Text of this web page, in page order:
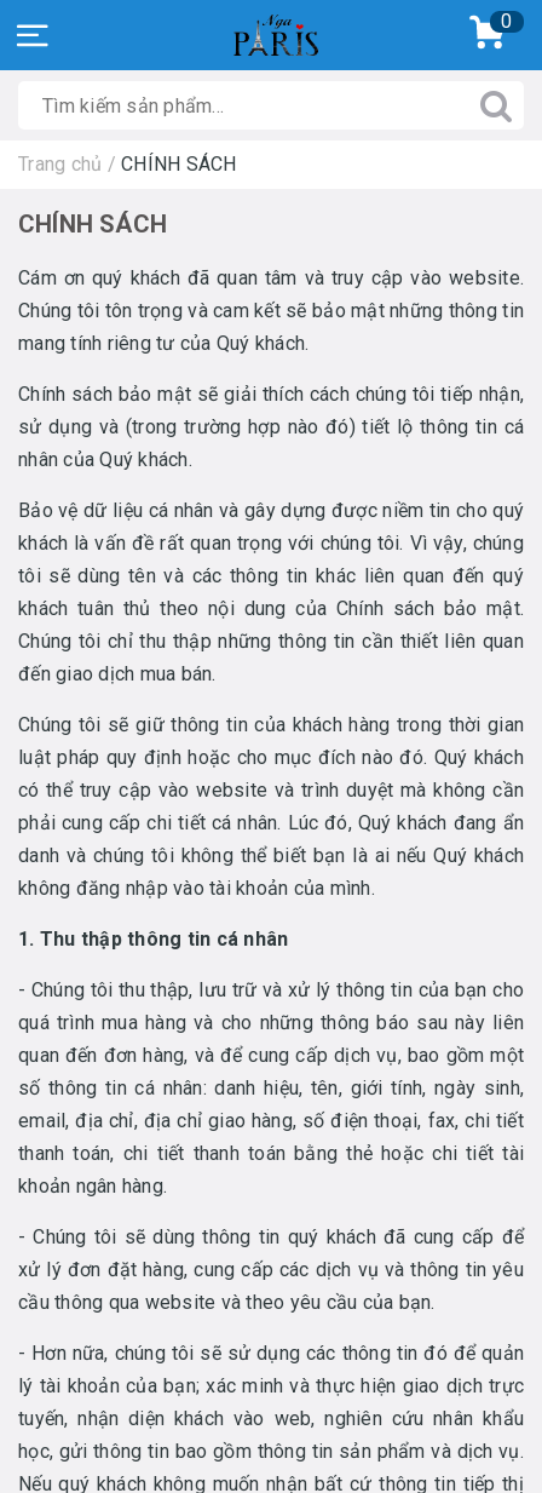
0
Trang chủ / CHÍNH SÁCH
CHÍNH SÁCH
Cám ơn quý khách đã quan tâm và truy cập vào website.
Chúng tôi tôn trọng và cam kết sẽ bảo mật những thông tin
mang tính riêng tư của Quý khách.
Chính sách bảo mật sẽ giải thích cách chúng tôi tiếp nhận,
sử dụng và (trong trường hợp nào đó) tiết lộ thông tin cá
nhân của Quý khách.
Bảo vệ dữ liệu cá nhân và gây dựng được niềm tin cho quý
khách là vấn đề rất quan trọng với chúng tôi. Vì vậy, chúng
tôi sẽ dùng tên và các thông tin khác liên quan đến quý
khách tuân thủ theo nội dung của Chính sách bảo mật.
Chúng tôi chỉ thu thập những thông tin cần thiết liên quan
đến giao dịch mua bán.
Chúng tôi sẽ giữ thông tin của khách hàng trong thời gian
luật pháp quy định hoặc cho mục đích nào đó. Quý khách
có thể truy cập vào website và trình duyệt mà không cần
phải cung cấp chi tiết cá nhân. Lúc đó, Quý khách đang ẩn
danh và chúng tôi không thể biết bạn là ai nếu Quý khách
không đăng nhập vào tài khoản của mình.
1. Thu thập thông tin cá nhân
- Chúng tôi thu thập, lưu trữ và xử lý thông tin của bạn cho
quá trình mua hàng và cho những thông báo sau này liên
quan đến đơn hàng, và để cung cấp dịch vụ, bao gồm một
số thông tin cá nhân: danh hiệu, tên, giới tính, ngày sinh,
email, địa chỉ, địa chỉ giao hàng, số điện thoại, fax, chi tiết
thanh toán, chi tiết thanh toán bằng thẻ hoặc chi tiết tài
khoản ngân hàng.
- Chúng tôi sẽ dùng thông tin quý khách đã cung cấp để
xử lý đơn đặt hàng, cung cấp các dịch vụ và thông tin yêu
cầu thông qua website và theo yêu cầu của bạn.
- Hơn nữa, chúng tôi sẽ sử dụng các thông tin đó để quản
lý tài khoản của bạn; xác minh và thực hiện giao dịch trực
tuyến, nhận diện khách vào web, nghiên cứu nhân khẩu
học, gửi thông tin bao gồm thông tin sản phẩm và dịch vụ.
Nếu quý khách không muốn nhận bất cứ thông tin tiếp thị